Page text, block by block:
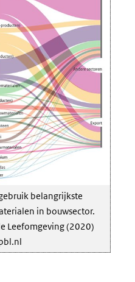
belangrijkste
in bouwsector.
Leefomgeving (2020)